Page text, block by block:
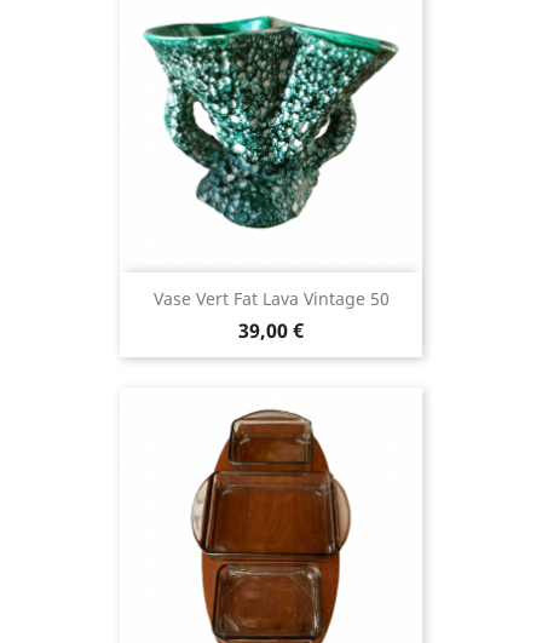
Vase Vert Fat Lava Vintage 50
39,00 €